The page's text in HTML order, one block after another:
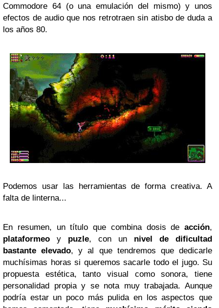
Commodore 64 (o una emulación del mismo) y unos
efectos de audio que nos retrotraen sin atisbo de duda a
los años 80.
Podemos usar las herramientas de forma creativa. A
falta de linterna...
En resumen, un título que combina dosis de acción,
plataformeo y puzle, con un nivel de dificultad
bastante elevado, y al que tendremos que dedicarle
muchísimas horas si queremos sacarle todo el jugo. Su
propuesta estética, tanto visual como sonora, tiene
personalidad propia y se nota muy trabajada. Aunque
podría estar un poco más pulida en los aspectos que